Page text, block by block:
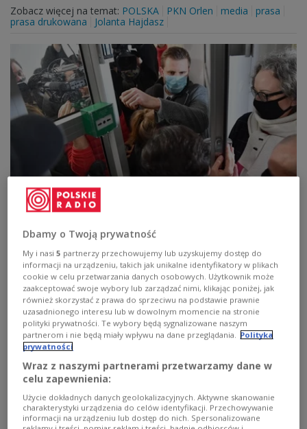
Zobacz więcej na temat: POLSKA PKN Orlen media
prasa
prasa drukowana
Jolanta Hajdasz
Strajk Kobiet nie wpuścił dziennikarzy na
konferencję. Jest sprzeciw SDP
Centrum Monitoringu Wolności Prasy SDP wyraziło
protest przeciw odmowie udzielania informacji i
uczestnictwa w konferencjach dziennikarzom TVP,
Telewizji Trwam, Telewizji Republika, Gazety Polskiej,
Gazety Polskiej Codziennie i Naszego Dziennika przez
Strajk Kobiet.
Zobacz więcej na temat:strajk kobiet POLSKA
Dbamy o Twoją prywatność
My i nasi5 partnerzy przechowujemy lub uzyskujemy dostęp do
informacji na urządzeniu, takich jak unikalne identyfikatory w plikach
cookie w celu przetwarzania danych osobowych. Użytkownik może
zaakceptować swoje wybory lub zarządzać nimi, klikając poniżej, jak
również skorzystać z prawa do sprzeciwu na podstawie prawnie
uzasadnionego interesu lub w dowolnym momencie na stronie
polityki prywatności. Te wybory będą sygnalizowane naszym
partnerom i nie będą miały wpływu na dane przeglądania. Polityka
prywatności
Wraz z naszymi partnerami przetwarzamy dane w
celu zapewnienia:
Użycie dokładnych danych geolokalizacyjnych. Aktywne skanowanie
charakterystyki urządzenia do celów identyfikacji. Przechowywanie
informacji na urządzeniu lub dostęp do nich. Spersonalizowane